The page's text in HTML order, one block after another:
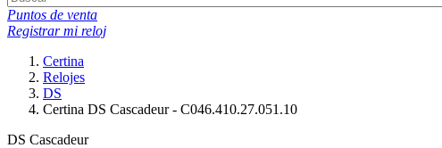
Puntos de venta
Registrar mi reloj
Certina
Relojes
DS
Certina DS Cascadeur - C046.410.27.051.10
DS Cascadeur